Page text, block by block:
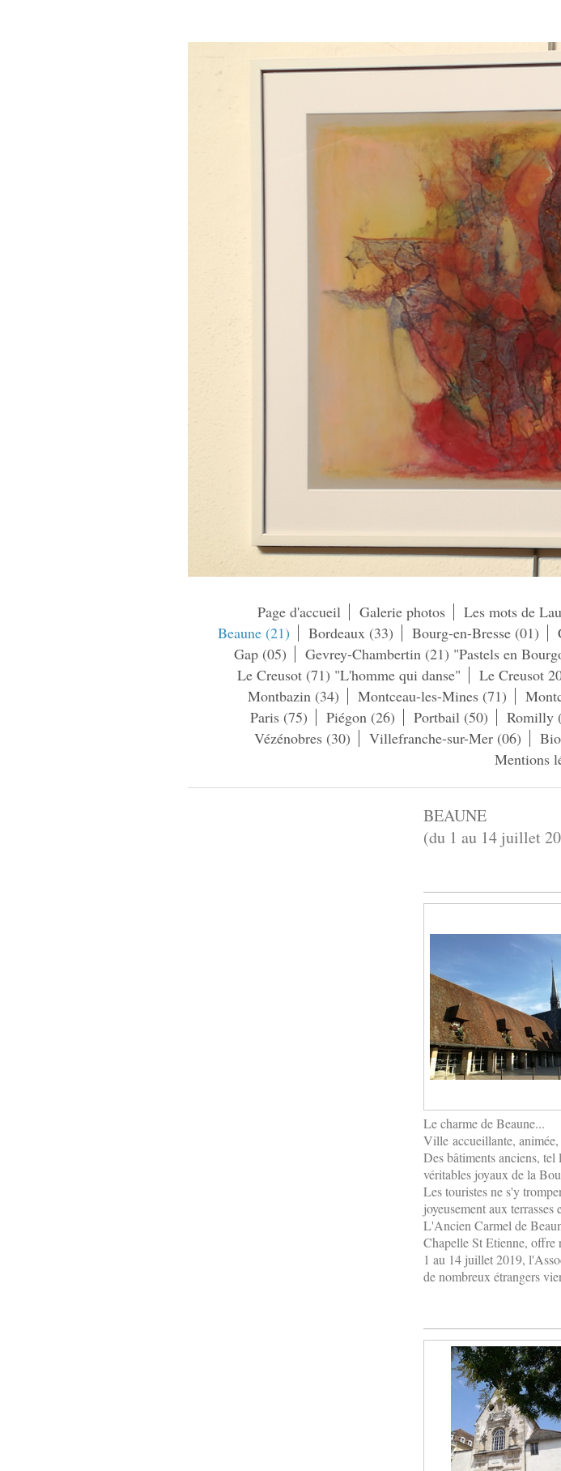
Page d'accueil Galerie photos Les mots de
Beaune (21)
Bordeaux (33) Bourg-en-Bresse (01)
Gap (05)
Gevrey-Chambertin (21) "Pastels en
Le Creusot (71) "L'homme qui danse"
Le Creusot
Montbazin (34)
Montceau-les-Mines (71)
Paris (75)
Piégon (26) Portbail (50) Romilly
Vézénobres (30)
Villefranche-sur-Mer (06)
Mentions
BEAUNE
(du 1 au 14 juillet
Le charme de Beaune...
Ville accueillante,
Des bâtiments anciens,
véritables joyaux de la
Les touristes ne s'y
joyeusement aux terrasses
L'Ancien Carmel de
Chapelle St Etienne, offre
1 au 14 juillet 2019,
de nombreux étrangers